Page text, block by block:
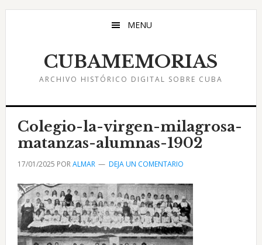
Saltar
Saltar
Saltar
MENU
CUBAMEMORIAS
ARCHIVO HISTÓRICO DIGITAL SOBRE CUBA
Colegio-la-virgen-milagrosa-
matanzas-alumnas-1902
17/01/2025 PORALMAR DEJA UN COMENTARIO